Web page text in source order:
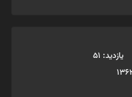
یازدید: 51